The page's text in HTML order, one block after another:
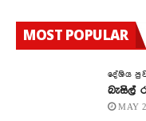
MOST POPULAR
දේශිය
බැසිල්
MAY